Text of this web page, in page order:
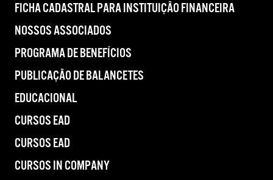
FICHA CADASTRAL PARA INSTITUIÇÃO FINANCEIRA
NOSSOS ASSOCIADOS
PROGRAMA DE BENEFÍCIOS
PUBLICAÇÃO DE BALANCETES
EDUCACIONAL
CURSOS EAD
CURSOS EAD
CURSOS IN COMPANY